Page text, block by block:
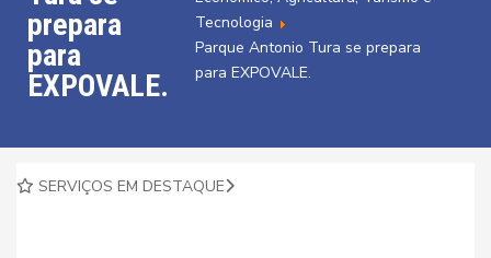
prepara
para
EXPOVALE.
Tecnologia
Parque Antonio Tura se prepara
para EXPOVALE.
SERVIÇOS EM DESTAQUE